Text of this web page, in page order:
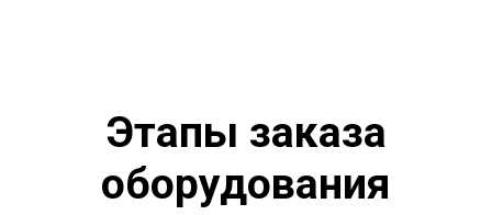
Получите
коммерческое
предложение